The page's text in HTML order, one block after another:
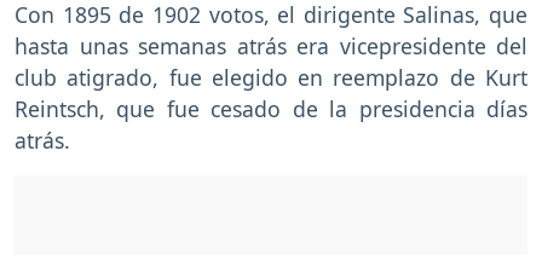
Con 1895 de 1902 votos, el dirigente Salinas, que
hasta unas semanas atrás era vicepresidente del
club atigrado, fue elegido en reemplazo de Kurt
Reintsch, que fue cesado de la presidencia días
atrás.